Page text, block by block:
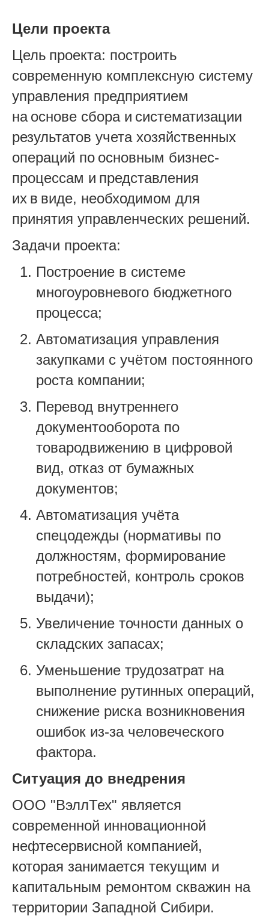
Цели проекта
Цель проекта: построить
современную комплексную систему
управления предприятием
на основе сбора и систематизации
результатов учета хозяйственных
операций по основным бизнес-
процессам и представления
их в виде, необходимом для
принятия управленческих решений.
Задачи проекта:
Построение в системе
многоуровневого бюджетного
процесса;
Автоматизация управления
закупками с учётом постоянного
роста компании;
Перевод внутреннего
документооборота по
товародвижению в цифровой
вид, отказ от бумажных
документов;
Автоматизация учёта
спецодежды (нормативы по
должностям, формирование
потребностей, контроль сроков
выдачи);
Увеличение точности данных о
складских запасах;
Уменьшение трудозатрат на
выполнение рутинных операций,
снижение риска возникновения
ошибок из-за человеческого
фактора.
Ситуация до внедрения
ООО "ВэллТех" является
современной инновационной
нефтесервисной компанией,
которая занимается текущим и
капитальным ремонтом скважин на
территории Западной Сибири.